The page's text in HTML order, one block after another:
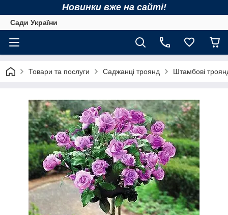
Новинки вже на сайті!
Сади України
Товари та послуги Саджанці троянд Штамбові